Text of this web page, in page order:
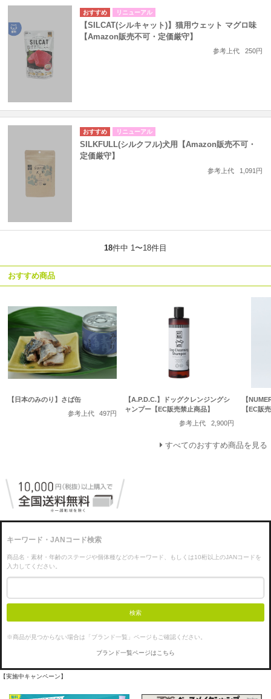
リニューアル
【SILCAT(シルキャット)】猫用ウェット マグロ味
【Amazon販売不可・定価厳守】
参考上代 250円
リニューアル
SILKFULL(シルクフル)犬用【Amazon販売不可・
定価厳守】
参考上代 1,091円
18件中 1〜18件目
おすすめ商品
【日本のみのり】さば缶
参考上代
497円
【A.P.D.C.】ドッグクレンジングシ
ャンプー【EC販売禁止商品】
参考上代
2,900円
【
【EC販
すべてのおすすめ商品を見る
キーワード・JANコード検索
商品名・素材・年齢のステージや個体種などのキーワード、もしくは10桁以上のJANコードを
入力してください。
検索
※商品が見つからない場合は「ブランド一覧」ページもご確認ください。
ブランド一覧ページはこちら
【実施中キャンペーン】